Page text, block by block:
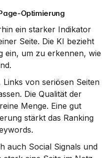
Optimierung
ein starker Indikator
Seite. Die KI bezieht
ein, um zu erkennen, wie
von seriösen Seiten
Die Qualität der
Menge. Eine gut
stärkt das Ranking
auch Social Signals und